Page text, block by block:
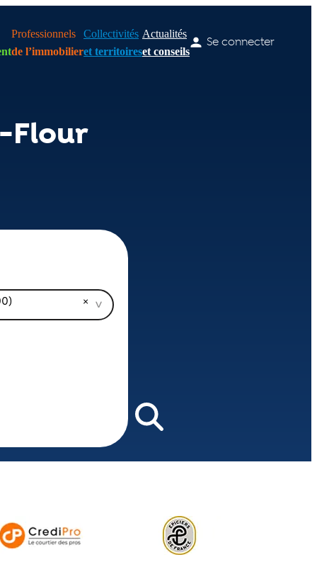
Professionnels
de l’immobilier
Collectivités
et territoires
Actualités
et conseils
Se connecter
Flour